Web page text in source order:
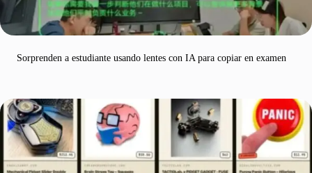
Sorprenden a estudiante usando lentes con IA para copiar en examen